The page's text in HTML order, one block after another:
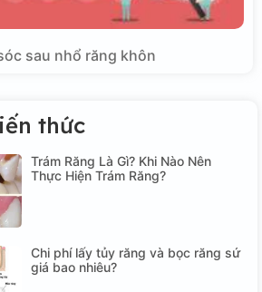
sau nhổ răng khôn
thức
Trám Răng Là Gì? Khi Nào Nên
Thực Hiện Trám Răng?
Chi phí lấy tủy răng và bọc răng sứ
giá bao nhiêu?